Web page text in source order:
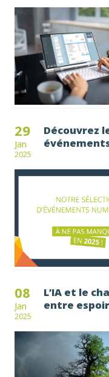
29
Jan
2025
Découvrez
08
Jan
2025
L’IA et le
entre